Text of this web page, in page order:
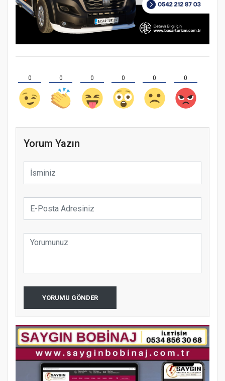
0 0 0 0 0 0
Yorum Yazın
YORUMU GÖNDER